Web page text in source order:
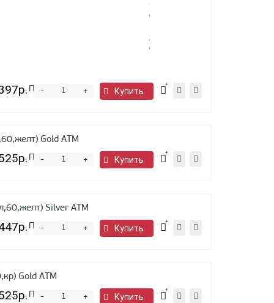
С261
(SPC220/SPC250E)
химический
(фл.
Предзаказ +
- Купить
Gold ATM
Предзаказ +
- Купить
Silver ATM
Предзаказ +
- Купить
Gold ATM
Предзаказ +
- Купить